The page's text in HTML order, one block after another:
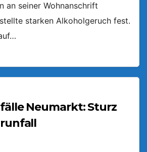
an seiner Wohnanschrift
starken Alkoholgeruch fest.
Neumarkt: Sturz